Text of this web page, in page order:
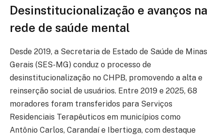
Desinstitucionalização e avanços na
rede de saúde mental
Desde 2019, a Secretaria de Estado de Saúde de Minas
Gerais (SES-MG) conduz o processo de
desinstitucionalização no CHPB, promovendo a alta e
reinserção social de usuários. Entre 2019 e 2025, 68
moradores foram transferidos para Serviços
Residenciais Terapêuticos em municípios como
Antônio Carlos, Carandaí e Ibertioga, com destaque